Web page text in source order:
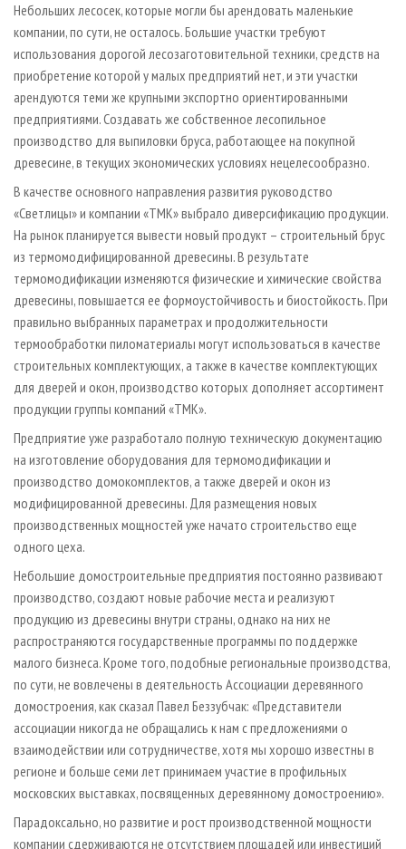
Небольших лесосек, которые могли бы арендовать маленькие
компании, по сути, не осталось. Большие участки требуют
использования дорогой лесозаготовительной техники, средств на
приобретение которой у малых предприятий нет, и эти участки
арендуются теми же крупными экспортно ориентированными
предприятиями. Создавать же собственное лесопильное
производство для выпиловки бруса, работающее на покупной
древесине, в текущих экономических условиях нецелесообразно.
В качестве основного направления развития руководство
«Светлицы» и компании «ТМК» выбрало диверсификацию продукции.
На рынок планируется вывести новый продукт – строительный брус
из термомодифицированной древесины. В результате
термомодификации изменяются физические и химические свойства
древесины, повышается ее формоустойчивость и биостойкость. При
правильно выбранных параметрах и продолжительности
термообработки пиломатериалы могут использоваться в качестве
строительных комплектующих, а также в качестве комплектующих
для дверей и окон, производство которых дополняет ассортимент
продукции группы компаний «ТМК».
Предприятие уже разработало полную техническую документацию
на изготовление оборудования для термомодификации и
производство домокомплектов, а также дверей и окон из
модифицированной древесины. Для размещения новых
производственных мощностей уже начато строительство еще
одного цеха.
Небольшие домостроительные предприятия постоянно развивают
производство, создают новые рабочие места и реализуют
продукцию из древесины внутри страны, однако на них не
распространяются государственные программы по поддержке
малого бизнеса. Кроме того, подобные региональные производства,
по сути, не вовлечены в деятельность Ассоциации деревянного
домостроения, как сказал Павел Беззубчак: «Представители
ассоциации никогда не обращались к нам с предложениями о
взаимодействии или сотрудничестве, хотя мы хорошо известны в
регионе и больше семи лет принимаем участие в профильных
московских выставках, посвященных деревянному домостроению».
Парадоксально, но развитие и рост производственной мощности
компании сдерживаются не отсутствием площадей или инвестиций